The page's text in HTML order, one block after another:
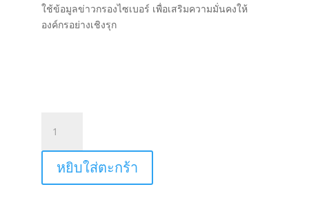
ใช้ข้อมูลข่าวกรองไซเบอร์ เพื่อเสริมความมั่นคงให้
องค์กรอย่างเชิงรุก
EC-
Council
CTIA
ชิ้น
หยิบใส่ตะกร้า